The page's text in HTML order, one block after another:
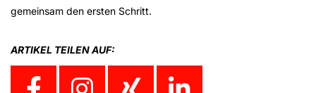
gemeinsam den ersten Schritt.
ARTIKEL TEILEN AUF: